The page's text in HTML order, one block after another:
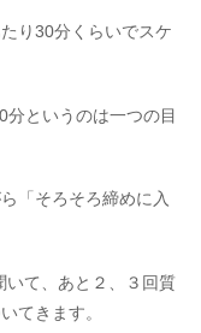
り30分くらいでスケ
というのは一つの目
「そろそろ締めに入
いて、あと２、３回質
てきます。